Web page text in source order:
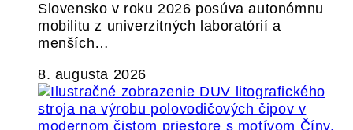
Slovensko v roku 2026 posúva autonómnu
mobilitu z univerzitných laboratórií a
menších…
8. augusta 2026